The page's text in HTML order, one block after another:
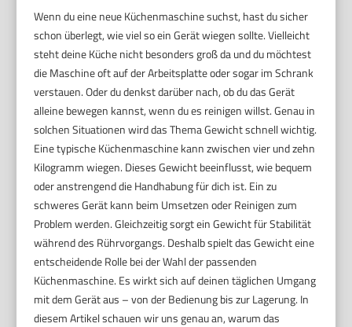
Wenn du eine neue Küchenmaschine suchst, hast du sicher
schon überlegt, wie viel so ein Gerät wiegen sollte. Vielleicht
steht deine Küche nicht besonders groß da und du möchtest
die Maschine oft auf der Arbeitsplatte oder sogar im Schrank
verstauen. Oder du denkst darüber nach, ob du das Gerät
alleine bewegen kannst, wenn du es reinigen willst. Genau in
solchen Situationen wird das Thema Gewicht schnell wichtig.
Eine typische Küchenmaschine kann zwischen vier und zehn
Kilogramm wiegen. Dieses Gewicht beeinflusst, wie bequem
oder anstrengend die Handhabung für dich ist. Ein zu
schweres Gerät kann beim Umsetzen oder Reinigen zum
Problem werden. Gleichzeitig sorgt ein Gewicht für Stabilität
während des Rührvorgangs. Deshalb spielt das Gewicht eine
entscheidende Rolle bei der Wahl der passenden
Küchenmaschine. Es wirkt sich auf deinen täglichen Umgang
mit dem Gerät aus – von der Bedienung bis zur Lagerung. In
diesem Artikel schauen wir uns genau an, warum das